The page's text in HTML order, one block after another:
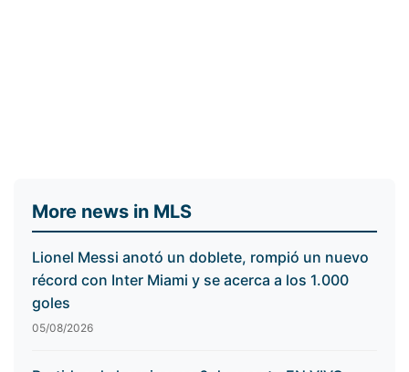
More news in MLS
Lionel Messi anotó un doblete, rompió un nuevo
récord con Inter Miami y se acerca a los 1.000
goles
05/08/2026